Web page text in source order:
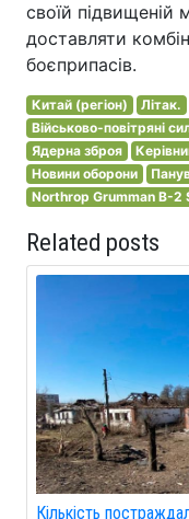
своїй підвищеній
доставляти
боєприпасів.
Китай (регіон) Літак.
Військово-повітряні
Ядерна зброя
Новини оборони
Northrop Grumman B-2
Related posts
Кількість